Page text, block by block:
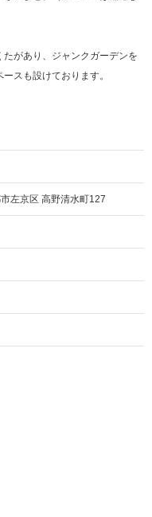
があり、ジャンクガーデンを
スも設けております。
左京区 高野清水町127